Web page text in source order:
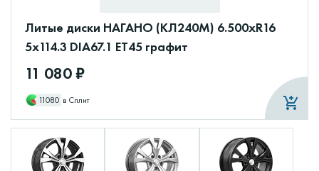
Литые диски НАГАНО (КЛ240М) 6.500xR16
5x114.3 DIA67.1 ET45 графит
11 080 ₽
11080 в Сплит